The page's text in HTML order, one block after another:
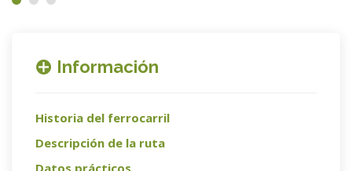
Información
Historia del ferrocarril
Descripción de la ruta